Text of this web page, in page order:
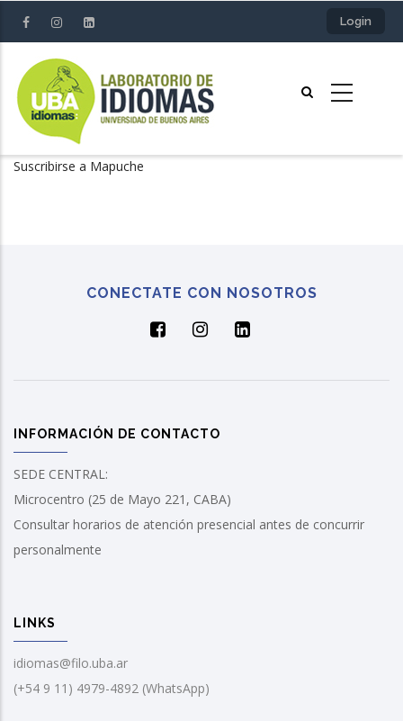
contenido
principal
Login
Suscribirse a Mapuche
CONECTATE CON NOSOTROS
INFORMACIÓN DE CONTACTO
SEDE CENTRAL:
Microcentro (25 de Mayo 221, CABA)
Consultar horarios de atención presencial antes de concurrir
personalmente
LINKS
idiomas@filo.uba.ar
(+54 9 11) 4979-4892 (WhatsApp)